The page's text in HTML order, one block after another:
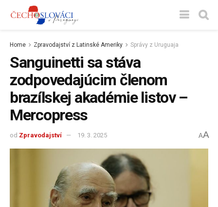
Home Zpravodajství z Latinské Ameriky Správy z Uruguaja
Sanguinetti sa stáva
zodpovedajúcim členom
brazílskej akadémie listov –
Mercopress
od Zpravodajství 19. 3. 2025 AA